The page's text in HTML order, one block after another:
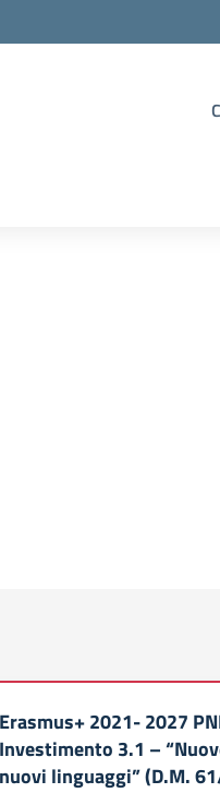
Erasmus+ 2021- 2027
Investimento 3.1 –
nuovi linguaggi” (D.M.